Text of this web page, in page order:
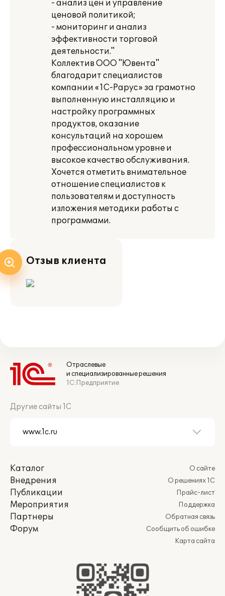
- анализ цен и управление
ценовой политикой;
- мониторинг и анализ
эффективности торговой
деятельности."
Коллектив ООО "Ювента"
благодарит специалистов
компании «1С-Рарус» за грамотно
выполненную инсталляцию и
настройку программных
продуктов, оказание
консультаций на хорошем
профессиональном уровне и
высокое качество обслуживания.
Хочется отметить внимательное
отношение специалистов к
пользователям и доступность
изложения методики работы с
программами.
Отзыв клиента
Отраслевые
и специализированные решения
1С:Предприятие
Другие сайты 1С
Каталог
Внедрения
Публикации
Мероприятия
Партнеры
Форум
О сайте
О решениях 1С
Прайс-лист
Поддержка
Обратная связь
Сообщить об ошибке
Карта сайта